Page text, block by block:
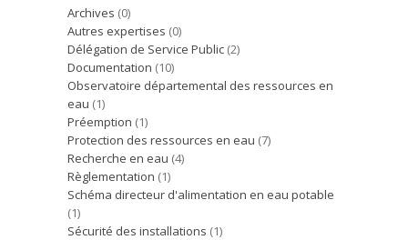
Archives (0)
Autres expertises (0)
Délégation de Service Public (2)
Documentation (10)
Observatoire départemental des ressources en
eau (1)
Préemption (1)
Protection des ressources en eau (7)
Recherche en eau (4)
Règlementation (1)
Schéma directeur d'alimentation en eau potable
(1)
Sécurité des installations (1)